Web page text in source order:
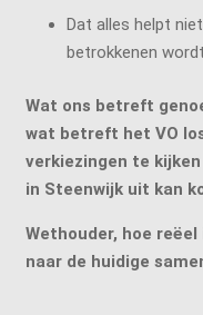
Dat alles helpt
betrokkenen
Wat ons betreft
wat betreft het VO
verkiezingen te
in Steenwijk uit kan
Wethouder, hoe
naar de huidige